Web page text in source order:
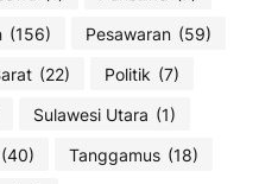
(156) Pesawaran (59)
(22) Politik (7)
Sulawesi Utara (1)
(40) Tanggamus (18)